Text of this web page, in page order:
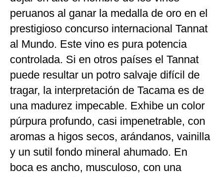
peruanos al ganar la medalla de oro en el
prestigioso concurso internacional Tannat
al Mundo. Este vino es pura potencia
controlada. Si en otros países el Tannat
puede resultar un potro salvaje difícil de
tragar, la interpretación de Tacama es de
una madurez impecable. Exhibe un color
púrpura profundo, casi impenetrable, con
aromas a higos secos, arándanos, vainilla
y un sutil fondo mineral ahumado. En
boca es ancho, musculoso, con una